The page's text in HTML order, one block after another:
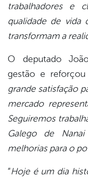
trabalhadores e
qualidade de vida
transformam a
O deputado
gestão e
grande satisfação
mercado
Seguiremos
Galego de
melhorias para o
“Hoje é um dia